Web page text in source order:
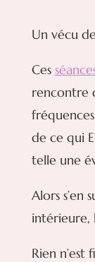
Un vécu
Ces
rencontre
de ce qui
telle une
Alors s’en
intérieure,
Rien n’est